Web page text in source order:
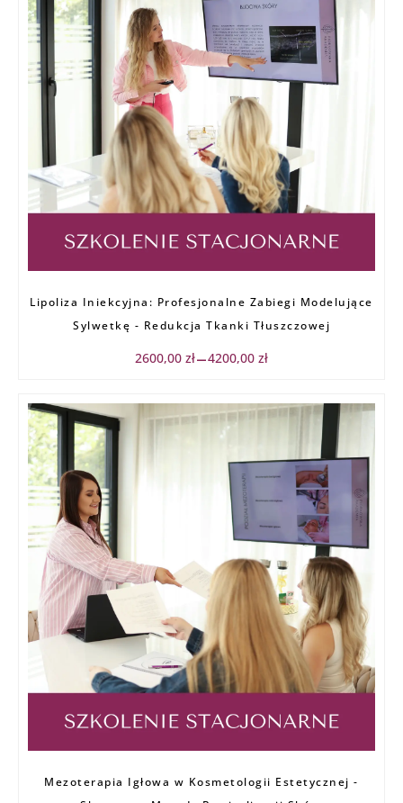
Lipoliza Iniekcyjna: Profesjonalne Zabiegi Modelujące
Sylwetkę - Redukcja Tkanki Tłuszczowej
2600,00 zł–4200,00 zł
cen:
od
do
Mezoterapia Igłowa w Kosmetologii Estetycznej -
cen: